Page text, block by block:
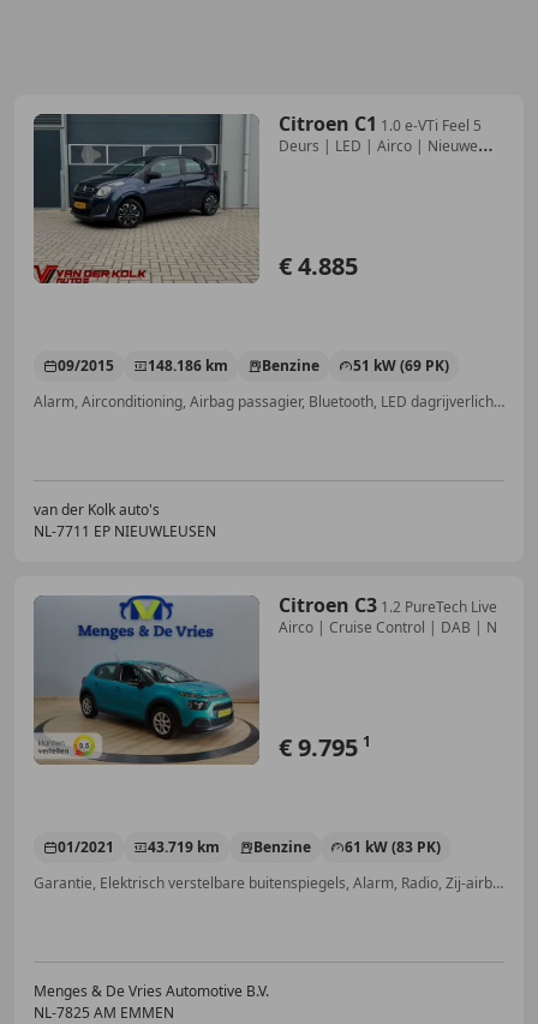
Citroen C1 1.0 e-VTi Feel 5
Deurs | LED | Airco | Nieuwe
€ 4.885
09/2015 148.186 km Benzine
51 kW (69 PK)
Alarm, Airconditioning, Airbag passagier, Bluetooth, LED dagrijverlichting, Airbag bestuurder, Startonderbreker, Centrale vergrendeling
van der Kolk auto's
NL-7711 EP NIEUWLEUSEN
Citroen C3 1.2 PureTech Live
Airco | Cruise Control | DAB | N
€ 9.795 1
01/2021 43.719 km Benzine
61 kW (83 PK)
Garantie, Elektrisch verstelbare buitenspiegels, Alarm, Radio, Zij-airbags, Lane Departure Warning Systeem, Startonderbreker, LED dagrijverlichting
Menges & De Vries Automotive B.V.
NL-7825 AM EMMEN